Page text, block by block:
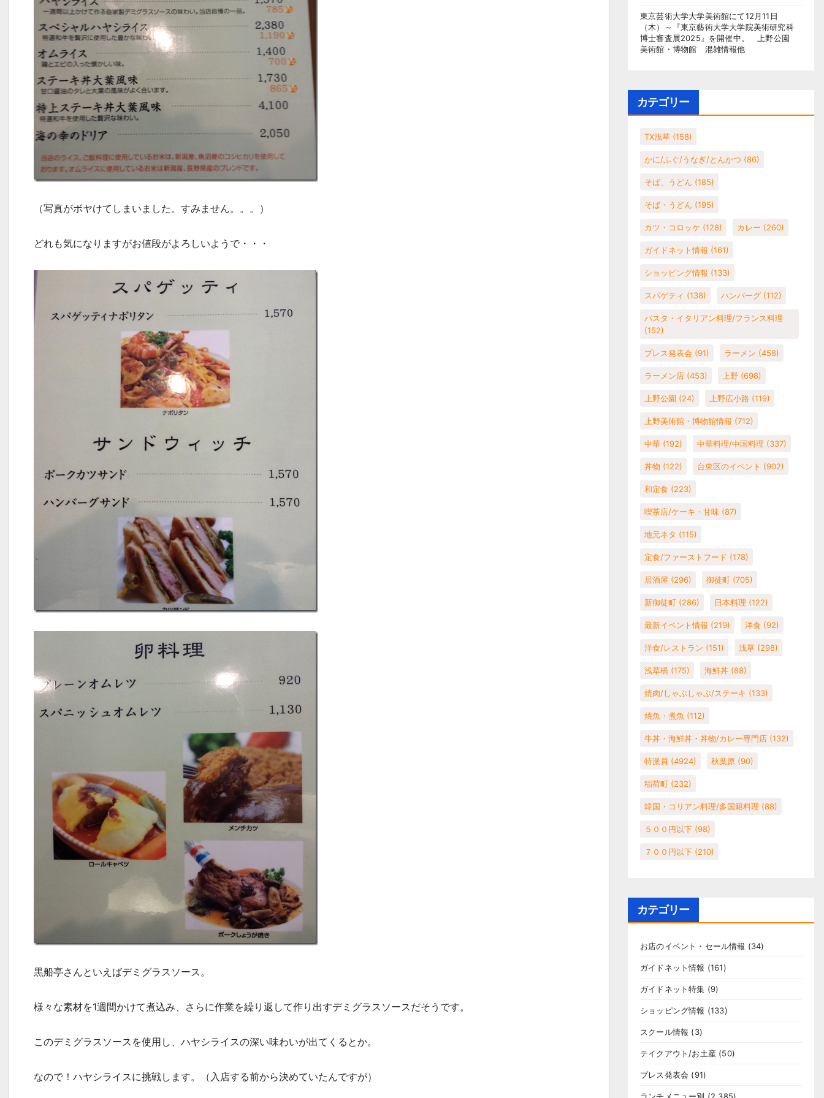
（写真がボヤけてしまいました。すみません。。。）
どれも気になりますがお値段がよろしいようで・・・
黒船亭さんといえばデミグラスソース。
様々な素材を1週間かけて煮込み、さらに作業を繰り返して作り出すデミグラスソースだそうです。
このデミグラスソースを使用し、ハヤシライスの深い味わいが出てくるとか。
なので！ハヤシライスに挑戦します。（入店する前から決めていたんですが）
東京芸術大学大学美術館にて12月11日
（木）～『東京藝術大学大学院美術研究科
博士審査展2025』を開催中。 上野公園
美術館・博物館 混雑情報他
カテゴリー
TX浅草 (158)
かに/ふぐ/うなぎ/とんかつ (86)
そば、うどん (185)
そば・うどん (195)
カツ・コロッケ (128) カレー (260)
ガイドネット情報 (161)
ショッピング情報 (133)
スパゲティ (138) ハンバーグ (112)
パスタ・イタリアン料理/フランス料理
(152)
プレス発表会 (91) ラーメン (458)
ラーメン店 (453) 上野 (698)
上野公園 (24) 上野広小路 (119)
上野美術館・博物館情報 (712)
中華 (192) 中華料理/中国料理 (337)
丼物 (122) 台東区のイベント (902)
和定食 (223)
喫茶店/ケーキ・甘味 (87)
地元ネタ (115)
定食/ファーストフード (178)
居酒屋 (296) 御徒町 (705)
新御徒町 (286) 日本料理 (122)
最新イベント情報 (219) 洋食 (92)
洋食/レストラン (151) 浅草 (298)
浅草橋 (175) 海鮮丼 (88)
焼肉/しゃぶしゃぶ/ステーキ (133)
焼魚・煮魚 (112)
牛丼・海鮮丼・丼物/カレー専門店 (132)
特派員 (4924) 秋葉原 (90)
稲荷町 (232)
韓国・コリアン料理/多国籍料理 (88)
５００円以下 (98)
７００円以下 (210)
カテゴリー
お店のイベント・セール情報 (34)
ガイドネット情報 (161)
ガイドネット特集 (9)
ショッピング情報 (133)
スクール情報 (3)
テイクアウト/お土産 (50)
プレス発表会 (91)